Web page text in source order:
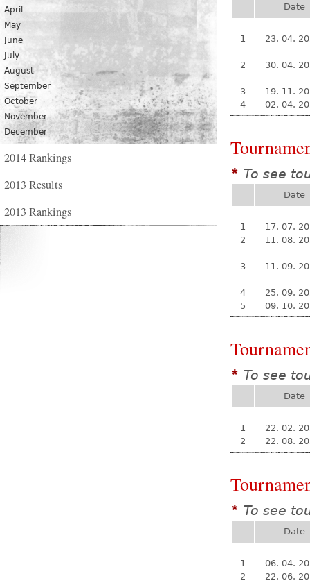
April
May
June
July
August
September
October
November
December
2014 Rankings
2013 Results
2013 Rankings
Date
1 23. 04.
2 30. 04.
3
19. 11.
4
02. 04.
* To see
Date
1
17. 07.
2
11. 08.
3 11. 09.
4
25. 09.
5
09. 10.
* To see
Date
1
22. 02.
2
22. 08.
* To see
Date
1
06. 04.
2
22. 06.